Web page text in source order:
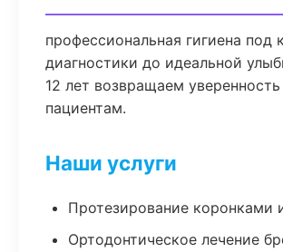
профессиональная гигиена под
диагностики до идеальной
12 лет возвращаем уверенность
пациентам.
Наши услуги
Протезирование коронками
Ортодонтическое лечение